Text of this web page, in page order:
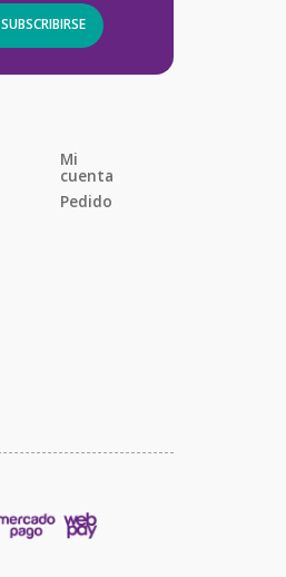
SUBSCRIBIRSE
Mi
cuenta
Pedido